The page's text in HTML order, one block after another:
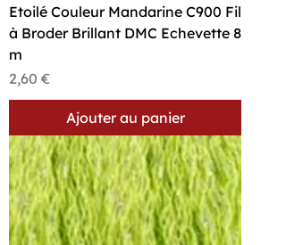
Etoilé Couleur Mandarine C900 Fil
à Broder Brillant DMC Echevette 8
m
Prix
2,60 €
Ajouter au panier